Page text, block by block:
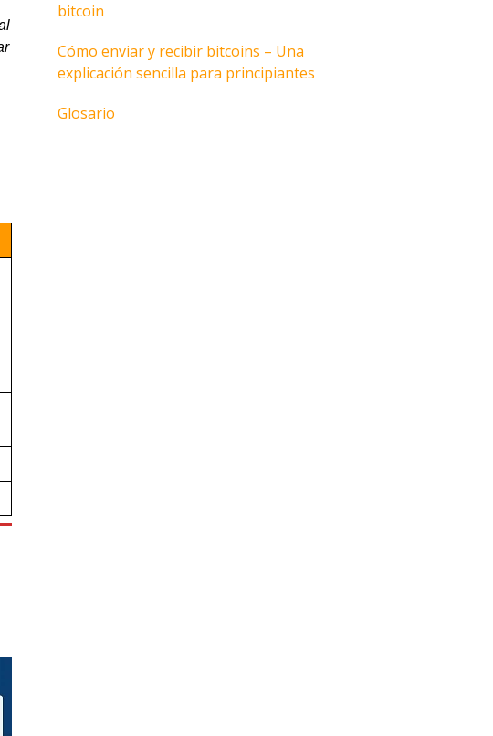
bitcoin
Cómo enviar y recibir bitcoins – Una
explicación sencilla para principiantes
Glosario